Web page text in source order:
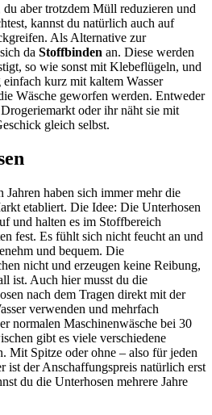
aber trotzdem Müll reduzieren und
kannst du natürlich auch auf
Als Alternative zur
da Stoffbinden an. Diese werden
so wie sonst mit Klebeflügeln, und
kurz mit kaltem Wasser
Wäsche geworfen werden. Entweder
oder ihr näht sie mit
gleich selbst.
Jahren haben sich immer mehr die
etabliert. Die Idee: Die Unterhosen
und halten es im Stoffbereich
fest. Es fühlt sich nicht feucht an und
und bequem. Die
nicht und erzeugen keine Reibung,
ist. Auch hier musst du die
nach dem Tragen direkt mit der
verwenden und mehrfach
normalen Maschinenwäsche bei 30
gibt es viele verschiedene
Mit Spitze oder ohne – also für jeden
ist der Anschaffungspreis natürlich erst
du die Unterhosen mehrere Jahre